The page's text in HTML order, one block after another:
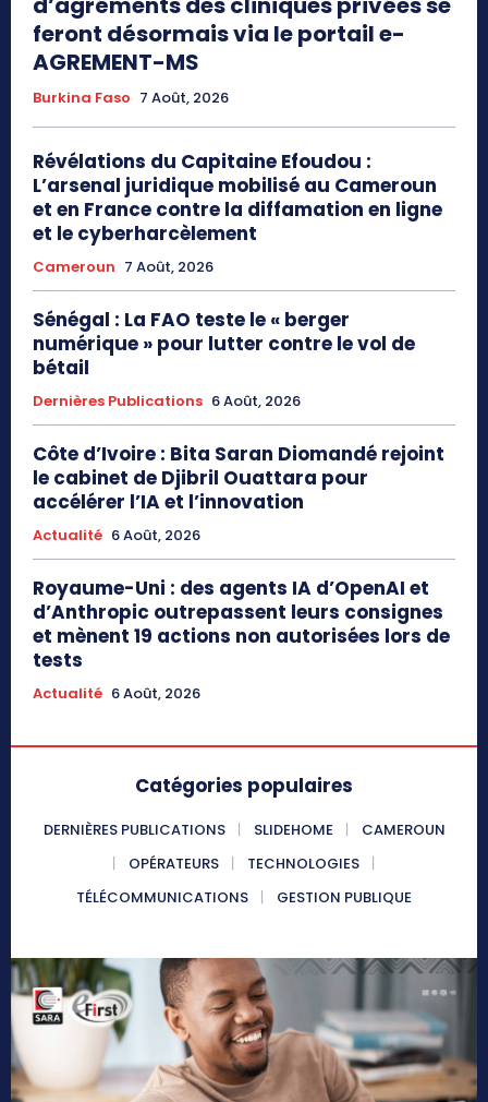
feront désormais via le portail e-
AGREMENT-MS
Burkina Faso 7 Août, 2026
Révélations du Capitaine Efoudou :
L’arsenal juridique mobilisé au Cameroun
et en France contre la diffamation en ligne
et le cyberharcèlement
Cameroun 7 Août, 2026
Sénégal : La FAO teste le « berger
numérique » pour lutter contre le vol de
bétail
Dernières Publications 6 Août, 2026
Côte d’Ivoire : Bita Saran Diomandé rejoint
le cabinet de Djibril Ouattara pour
accélérer l’IA et l’innovation
Actualité 6 Août, 2026
Royaume-Uni : des agents IA d’OpenAI et
d’Anthropic outrepassent leurs consignes
et mènent 19 actions non autorisées lors de
tests
Actualité 6 Août, 2026
Catégories populaires
DERNIÈRES PUBLICATIONS SLIDEHOME
CAMEROUN
OPÉRATEURS
TECHNOLOGIES
TÉLÉCOMMUNICATIONS
GESTION PUBLIQUE